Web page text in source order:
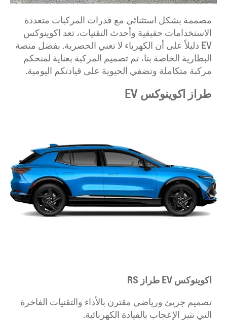
مصممة بشكل استثنائي مع قدرات المركبات متعددة
الاستخدامات حقيقية وأحدث التقنيات، تعد اكوينوكس
EV دليلاً على أن الكهرباء لا تعني الحصرية. بفضل منصة
البطارية الخاصة بنا، تم تصميم المركبة بعناية لمنحكم
مركبة متكاملة وتضفي الحيوية على قيادتكم اليومية.
طراز اكوينوكس EV
اكوينوكس EV طراز RS
تصميم جريئ ورياضي مقترن بالأداء والتقنيات الفاخرة
التي تثير الإعجاب بالقيادة الكهربائية.